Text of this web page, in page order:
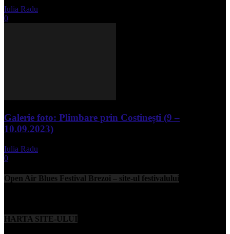
Iulia Radu
0
Galerie foto: Plimbare prin Costinești (9 –
10.09.2023)
Iulia Radu
0
Open Air Blues Festival Brezoi – site-ul festivalului
HARTA SITE-ULUI